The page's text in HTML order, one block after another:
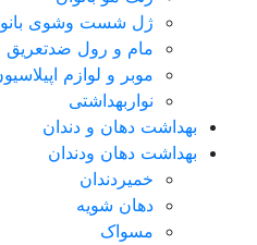
ژل شست وشوی بانوان
مام و رول ضدتعریق
موبر و لوازم اپیلاسیون
نواربهداشتی
بهداشت دهان و دندان
بهداشت دهان ودندان
خمیردندان
دهان شویه
مسواک